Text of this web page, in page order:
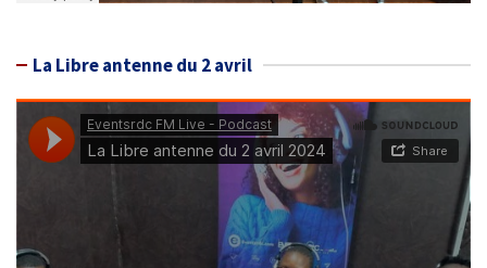
La Libre antenne du 2 avril